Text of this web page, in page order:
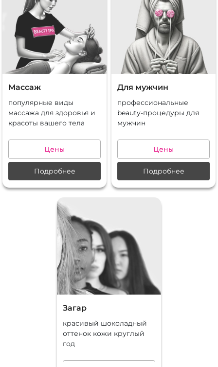
Массаж
популярные виды
массажа для здоровья и
красоты вашего тела
Цены
Подробнее
Для мужчин
профессиональные
beauty-процедуры для
мужчин
Цены
Подробнее
Загар
красивый шоколадный
оттенок кожи круглый
год